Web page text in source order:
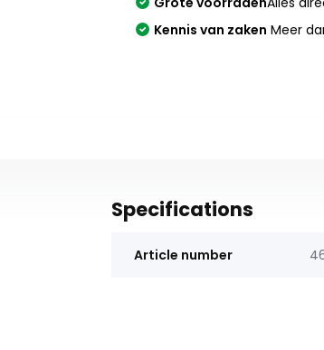
Kennis van zaken Meer
Specifications
Article number